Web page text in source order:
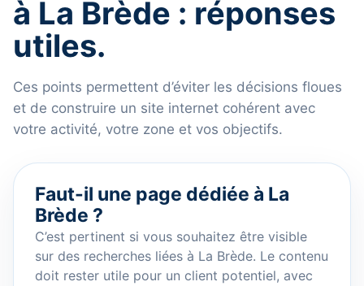
à La Brède : réponses
utiles.
Ces points permettent d’éviter les décisions floues
et de construire un site internet cohérent avec
votre activité, votre zone et vos objectifs.
Faut-il une page dédiée à La
Brède ?
C’est pertinent si vous souhaitez être visible
sur des recherches liées à La Brède. Le contenu
doit rester utile pour un client potentiel, avec